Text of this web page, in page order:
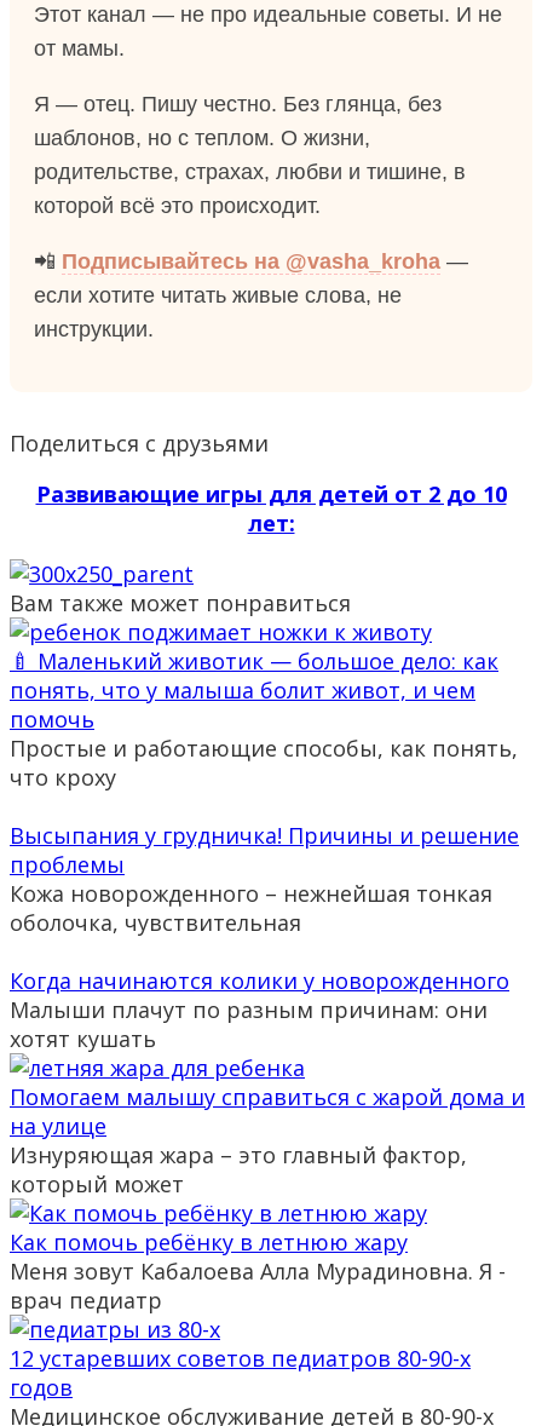
Этот канал — не про идеальные советы. И не
от мамы.
Я — отец. Пишу честно. Без глянца, без
шаблонов, но с теплом. О жизни,
родительстве, страхах, любви и тишине, в
которой всё это происходит.
📲 Подписывайтесь на @vasha_kroha —
если хотите читать живые слова, не
инструкции.
Поделиться с друзьями
Развивающие игры для детей от 2 до 10
лет:
Вам также может понравиться
🍼 Маленький животик — большое дело: как
понять, что у малыша болит живот, и чем
помочь
Простые и работающие способы, как понять,
что кроху
Высыпания у грудничка! Причины и решение
проблемы
Кожа новорожденного – нежнейшая тонкая
оболочка, чувствительная
Когда начинаются колики у новорожденного
Малыши плачут по разным причинам: они
хотят кушать
Помогаем малышу справиться с жарой дома и
на улице
Изнуряющая жара – это главный фактор,
который может
Как помочь ребёнку в летнюю жару
Меня зовут Кабалоева Алла Мурадиновна. Я -
врач педиатр
12 устаревших советов педиатров 80-90-х
годов
Медицинское обслуживание детей в 80-90-х